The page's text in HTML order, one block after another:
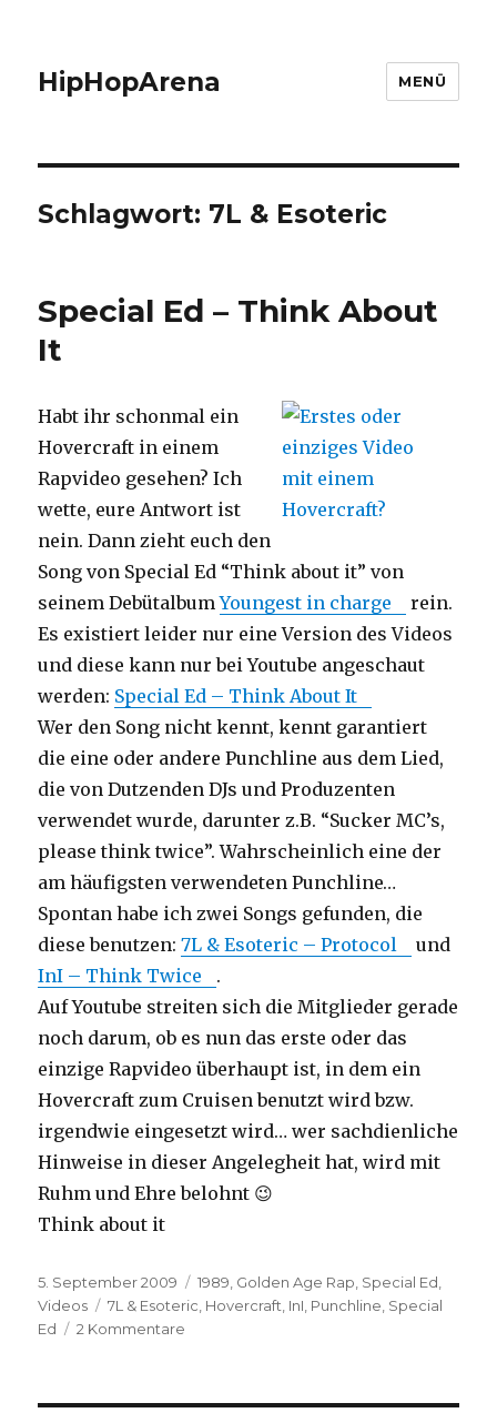
HipHopArena MENÜ
Schlagwort: 7L & Esoteric
Special Ed – Think About
It
Habt ihr schonmal ein
Hovercraft in einem
Rapvideo gesehen? Ich
wette, eure Antwort ist
nein. Dann zieht euch den
Song von Special Ed “Think about it” von
seinem DebütalbumYoungest in charge
rein.
Es existiert leider nur eine Version des Videos
und diese kann nur bei Youtube angeschaut
werden: Special Ed – Think About It
Wer den Song nicht kennt, kennt garantiert
die eine oder andere Punchline aus dem Lied,
die von Dutzenden DJs und Produzenten
verwendet wurde, darunter z.B. “Sucker MC’s,
please think twice”. Wahrscheinlich eine der
am häufigsten verwendeten Punchline…
Spontan habe ich zwei Songs gefunden, die
diese benutzen:7L & Esoteric – Protocol
und
InI – Think Twice
.
Auf Youtube streiten sich die Mitglieder gerade
noch darum, ob es nun das erste oder das
einzige Rapvideo überhaupt ist, in dem ein
Hovercraft zum Cruisen benutzt wird bzw.
irgendwie eingesetzt wird… wer sachdienliche
Hinweise in dieser Angelegheit hat, wird mit
Ruhm und Ehre belohnt 😉
Think about it
Veröffentlicht
am
5. September 2009 Kategorien
1989 Golden Age Rap Special Ed
Videos
Schlagwörter
7L & Esoteric Hovercraft InI Punchline Special
Ed
2 Kommentare